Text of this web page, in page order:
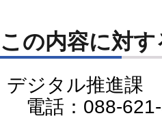
この内容に対
デジタル推進課
電話：088-